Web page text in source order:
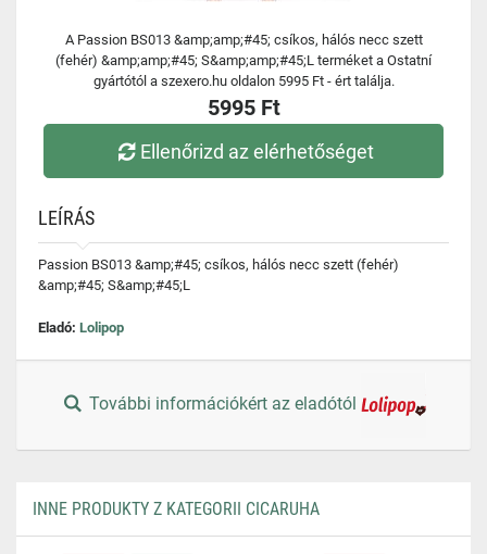
A Passion BS013 &amp;amp;#45; csíkos, hálós necc szett
(fehér) &amp;amp;#45; S&amp;amp;#45;L terméket a Ostatní
gyártótól a szexero.hu oldalon 5995 Ft - ért találja.
5995 Ft
Ellenőrizd az elérhetőséget
LEÍRÁS
Passion BS013 &amp;#45; csíkos, hálós necc szett (fehér)
&amp;#45; S&amp;#45;L
Eladó: Lolipop
További információkért az eladótól
INNE PRODUKTY Z KATEGORII CICARUHA